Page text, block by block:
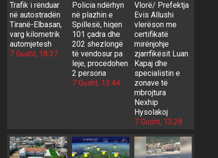
Trafik i rënduar
në autostradën
Tiranë-Elbasan,
varg kilometrik
automjetesh
7 Gusht, 18:37
Policia ndërhyn
në plazhin e
Spillesë, hiqen
101 çadra dhe
202 shezlongë
të vendosur pa
leje, procedohen
2 persona
7 Gusht, 13:44
Vlorë/ Prefektja
Evis Allushi
vlerëson me
certifikatë
mirënjohje
zjarrfikësit Luan
Kapaj dhe
specialistin e
zonave të
mbrojtura
Nexhip
Hysolakoj
7 Gusht, 13:28